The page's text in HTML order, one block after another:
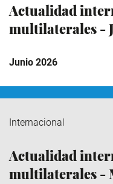
Actualidad
multilaterales -
Junio 2026
Internacional
Actualidad
multilaterales -